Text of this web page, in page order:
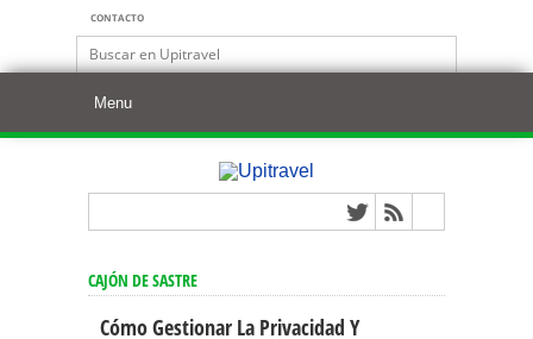
CONTACTO
CAJÓN DE SASTRE
Cómo Gestionar La Privacidad Y